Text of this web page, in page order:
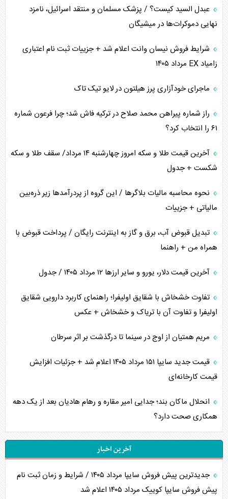
اوکراین بازوی مخرب آمریکا در غرب آسیا
اهمیت راهبردی اردن برای آمریکا
پیام، ظرفیت بالفعل‌نشده تجارت ایران
همسویی عربستان با سنتکام علیه متحدان ایران
ترامپ و توهم خلع سلاح حماس
عبدل السید کیست؟ / پزشک مسلمان و منتقد اسرائیل، نامزد
نهایی دموکرات‌ها در میشیگان
شرایط فروش نیسان وانت اعلام شد + جزییات ثبت نام اعتباری
زامیاد EX مرداد ۱۴۰۵
ماجرای خودآزاری پرز هیلتون در لایو تیک تاک
راز شماره پیراهن محمد صلاح در ترکیه فاش شد؛ چرا فرعون شماره
۶۱ را انتخاب کرد؟
آخرین قیمت طلا و سکه امروز چهارشنبه ۱۴ مرداد/ سقف طلا و سکه
شکست + جدول
نحوه محاسبه مالیات بلاگر‌ها / این گروه از پردرآمد‌ها زیر ذره‌بین
مالیاتی + جزییات
تبدیل قبوض آب، برق و گاز به اینترنت رایگان / پرداخت قبوض با
همراه من + راهنما
آخرین قیمت دلار، یورو و سایر ارز‌ها ۱۲ مرداد ۱۴۰۵ / جدول
تفاوت خشخاش با شقایق اولیفرا؛ راهنمای کاربرد دارویی شقایق
اولیفرا و تفاوت آن با تریاک و خشخاش + عکس
مریم همتیان از اوج در سینما تا درگذشت بر اثر سرطان
قیمت جدید سایپا ۱۵۱ مرداد ۱۴۰۵ اعلام شد + جزئیات افزایش
قیمت کارخانه‌ای
انحلال ماکان بند؛ جدایی امیر مقاره و رهام هادیان بعد از یک دهه
همکاری صحت دارد؟
آخرین اخبار
جدیدترین پیش فروش سایپا مرداد ۱۴۰۵ / شرایط و زمان ثبت نام
پیش فروش سایپا کوییک مرداد ۱۴۰۵ اعلام شد